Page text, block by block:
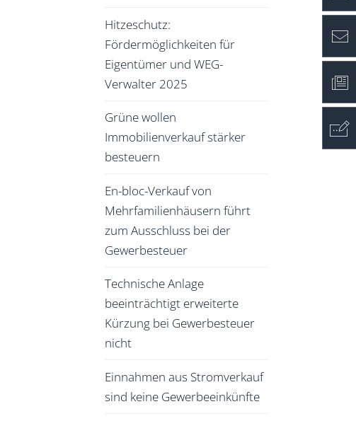
Hitzeschutz:
Fördermöglichkeiten für
Eigentümer und WEG-
Verwalter 2025
Grüne wollen
Immobilienverkauf stärker
besteuern
En-bloc-Verkauf von
Mehrfamilienhäusern führt
zum Ausschluss bei der
Gewerbesteuer
Technische Anlage
beeinträchtigt erweiterte
Kürzung bei Gewerbesteuer
nicht
Einnahmen aus Stromverkauf
sind keine Gewerbeeinkünfte